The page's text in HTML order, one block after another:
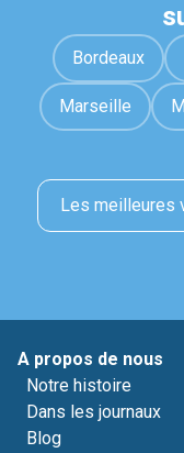
Bordeaux
Marseille
Les meilleures
A propos de nous
Notre histoire
Dans les journaux
Blog